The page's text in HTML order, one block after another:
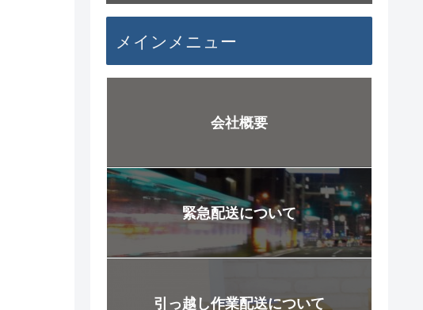
メインメニュー
会社概要
緊急配送について
引っ越し作業配送について